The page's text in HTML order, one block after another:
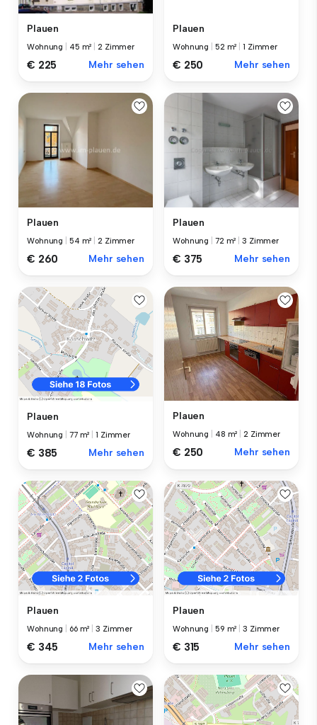
Plauen
Wohnung 45 m² |2 Zimmer
€ 225 Mehr sehen
Plauen
Wohnung 52 m² |1 Zimmer
€ 250 Mehr sehen
Plauen
Wohnung 54 m² |2 Zimmer
€ 260 Mehr sehen
Plauen
Wohnung 72 m² |3 Zimmer
€ 375 Mehr sehen
Plauen
Wohnung 77 m² |1 Zimmer
€ 385 Mehr sehen
Plauen
Wohnung 48 m² |2 Zimmer
€ 250 Mehr sehen
Plauen
Wohnung 66 m² |3 Zimmer
€ 345 Mehr sehen
Plauen
Wohnung 59 m² |3 Zimmer
€ 315 Mehr sehen